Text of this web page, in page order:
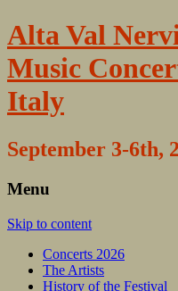
Alta Val
Music
Italy
September 3-6th,
Menu
Skip to content
Concerts 2026
The Artists
History of the Festival